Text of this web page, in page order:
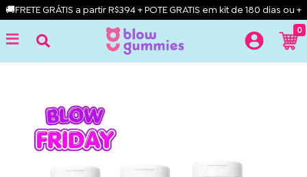
🚚FRETE GRÁTIS a partir R$394 + POTE GRATIS em kit de 180 dias ou +
0